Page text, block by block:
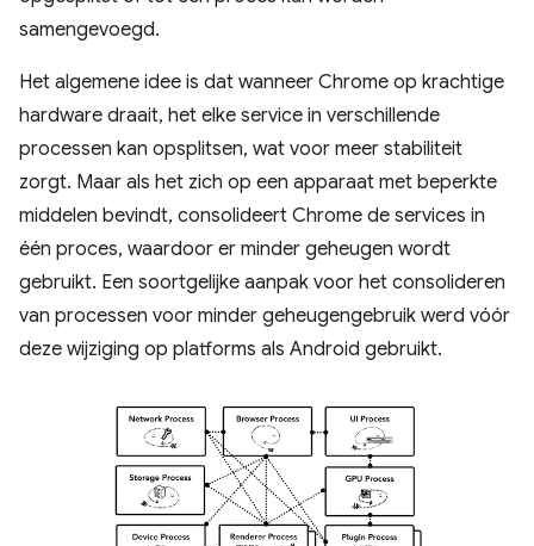
samengevoegd.
Het algemene idee is dat wanneer Chrome op krachtige
hardware draait, het elke service in verschillende
processen kan opsplitsen, wat voor meer stabiliteit
zorgt. Maar als het zich op een apparaat met beperkte
middelen bevindt, consolideert Chrome de services in
één proces, waardoor er minder geheugen wordt
gebruikt. Een soortgelijke aanpak voor het consolideren
van processen voor minder geheugengebruik werd vóór
deze wijziging op platforms als Android gebruikt.